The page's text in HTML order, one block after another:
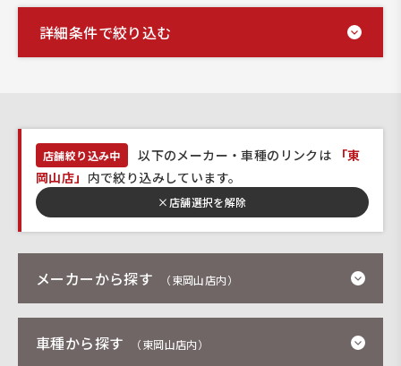
詳細条件で絞り込む
店舗絞り込み中 以下のメーカー・車種のリンクは
「東
岡山店」 内で絞り込みしています。
× 店舗選択を解除
メーカーから探す （東岡山店内）
車種から探す （東岡山店内）